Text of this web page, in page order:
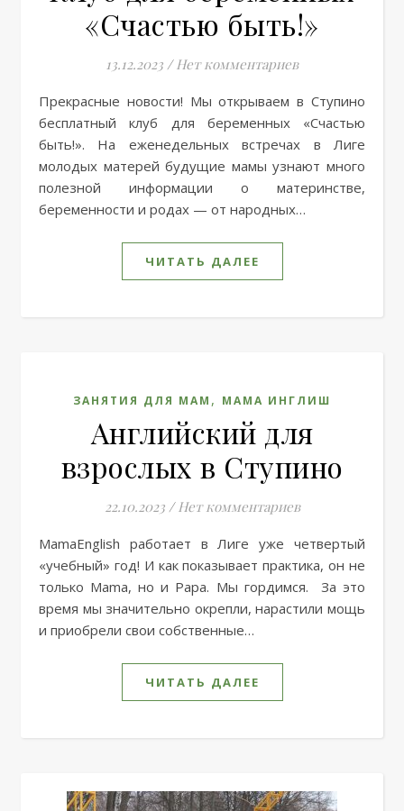
«Счастью быть!»
13.12.2023 / Нет комментариев
Прекрасные новости! Мы открываем в Ступино
бесплатный клуб для беременных «Счастью
быть!». На еженедельных встречах в Лиге
молодых матерей будущие мамы узнают много
полезной информации о материнстве,
беременности и родах — от народных…
ЧИТАТЬ ДАЛЕЕ
ЗАНЯТИЯ ДЛЯ МАМ , МАМА ИНГЛИШ
Английский для
взрослых в Ступино
22.10.2023 / Нет комментариев
MamaEnglish работает в Лиге уже четвертый
«учебный» год! И как показывает практика, он не
только Mama, но и Papa. Мы гордимся. За это
время мы значительно окрепли, нарастили мощь
и приобрели свои собственные…
ЧИТАТЬ ДАЛЕЕ